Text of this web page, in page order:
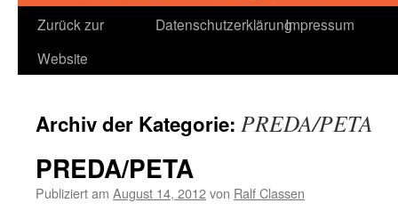
Zum
Inhalt
Zurück zur
Website
DatenschutzerklärungImpressum
Archiv der Kategorie: PREDA/PETA
PREDA/PETA
Publiziert am August 14, 2012von Ralf Classen